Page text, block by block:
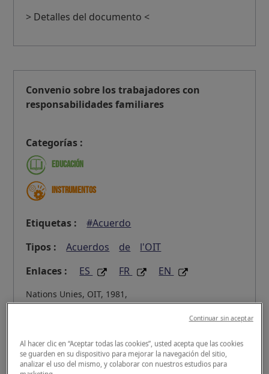
> Detalles del documento <
Convenio sobre los trabajadores con
responsabilidades familiares
Categorías :
Educación
Instrumentos
Etiquetas :
#Acuerdo
Tipos :
Acuerdos de
l'OIT
Enlaces :
ES FR EN
Nations Unies, OIT, 1981,
Al hacer clic en “Aceptar todas las cookies”, usted acepta que las cookies
se guarden en su dispositivo para mejorar la navegación del sitio,
analizar el uso del mismo, y colaborar con nuestros estudios para
Continuar sin aceptar